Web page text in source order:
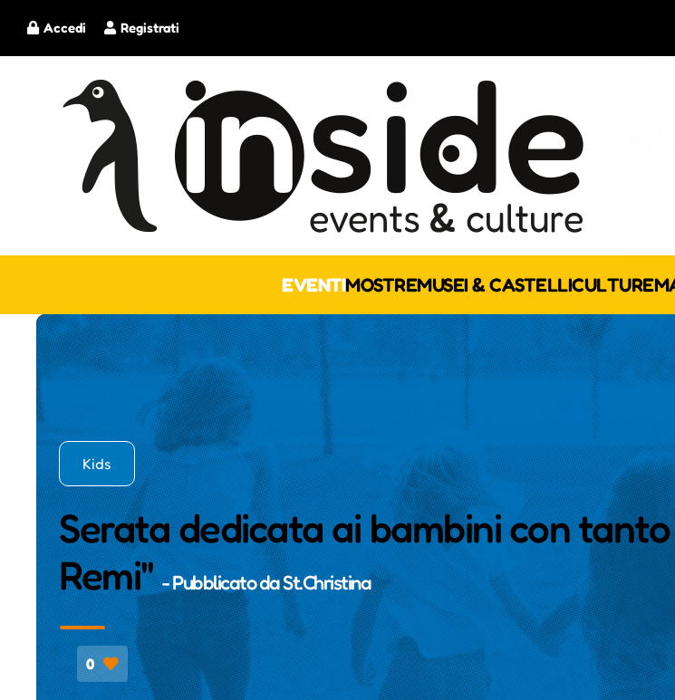
Registrati
Accedi
EVENTIMOSTREMUSEI & CASTELLICULTURE
Kids
Serata dedicata ai bambini con
Remi"- Pubblicato daSt.Christina
0